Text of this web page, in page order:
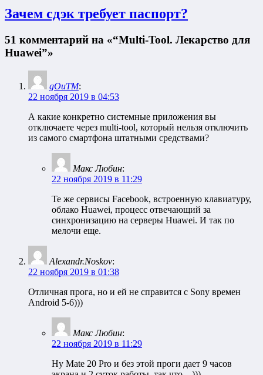
Зачем сдэк требует паспорт?
51 комментарий на «“Multi-Tool. Лекарство для
Huawei”»
gOuTM:
22 ноября 2019 в 04:53
А какие конкретно системные приложения вы
отключаете через multi-tool, который нельзя отключить
из самого смартфона штатными средствами?
Макс Любин:
22 ноября 2019 в 11:29
Те же сервисы Facebook, встроенную клавиатуру,
облако Huawei, процесс отвечающий за
синхронизацию на серверы Huawei. И так по
мелочи еще.
Alexandr.Noskov:
22 ноября 2019 в 01:38
Отличная прога, но и ей не справится с Sony времен
Android 5-6)))
Макс Любин:
22 ноября 2019 в 11:29
Ну Mate 20 Pro и без этой проги дает 9 часов